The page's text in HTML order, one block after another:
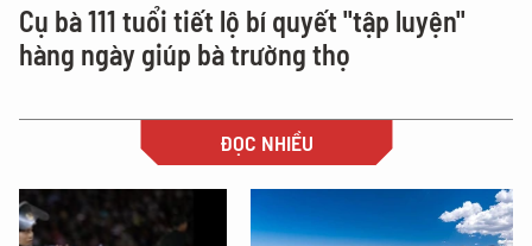
Cụ bà 111 tuổi tiết lộ bí quyết "tập luyện"
hàng ngày giúp bà trường thọ
ĐỌC NHIỀU